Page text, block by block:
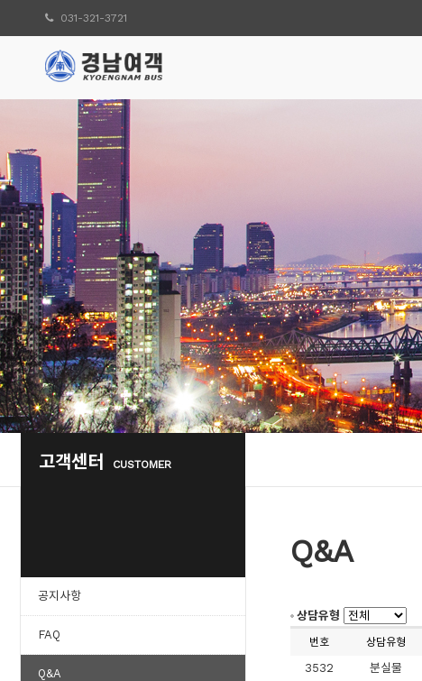
031-321-3721
고객센터 CUSTOMER
공지사항
FAQ
Q&A
Q&A
상담유형
번호 상담유형
3532 분실물